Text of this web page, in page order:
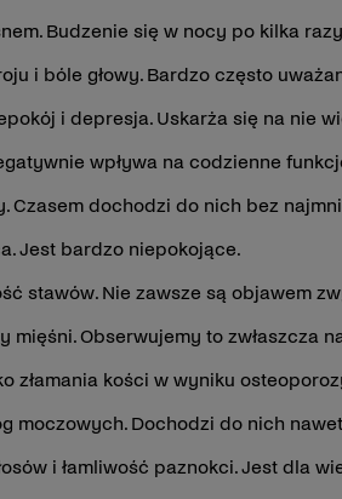
Budzenie się w nocy po kilka
i bóle głowy. Bardzo często
i depresja. Uskarża się na nie
wpływa na codzienne
Czasem dochodzi do nich bez
Jest bardzo niepokojące.
stawów. Nie zawsze są objawem
mięśni. Obserwujemy to zwłaszcza
złamania kości w wyniku
moczowych. Dochodzi do nich
i łamliwość paznokci. Jest dla